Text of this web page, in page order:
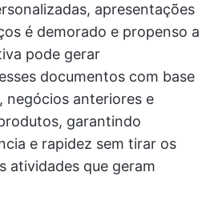
apresentações
é demorado e propenso a
pode gerar
documentos com base
negócios anteriores e
garantindo
e rapidez sem tirar os
atividades que geram